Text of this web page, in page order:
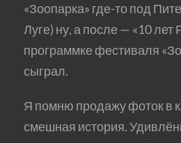
«Зоопарка» где-то под
Луге) ну, а после — «10 лет
программке фестиваля
сыграл.
Я помню продажу фоток в
смешная история.